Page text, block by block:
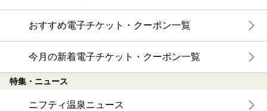
おすすめ電子チケット・クーポン一覧
今月の新着電子チケット・クーポン一覧
特集・ニュース
ニフティ温泉ニュース